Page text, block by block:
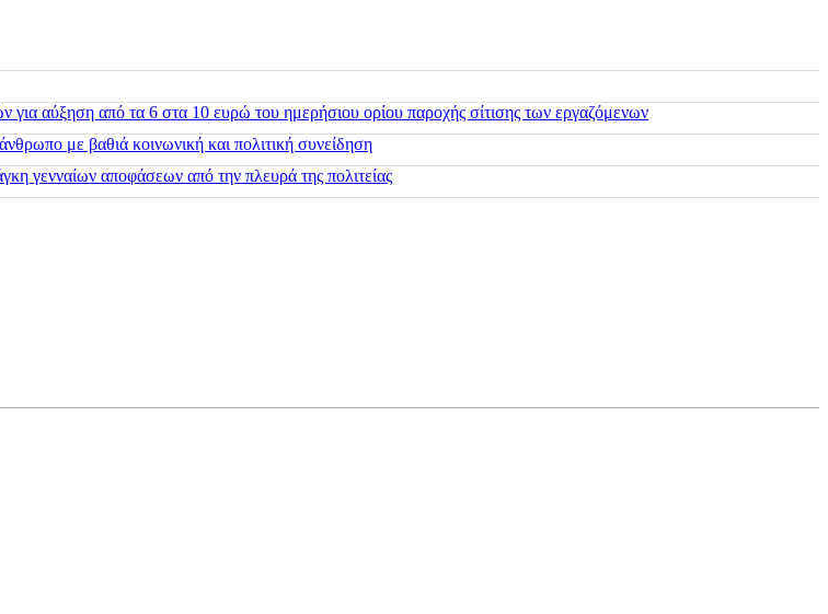
για αύξηση από τα 6 στα 10 ευρώ του ημερήσιου ορίου παροχής σίτισης των εργαζόμενων
με βαθιά κοινωνική και πολιτική συνείδηση
γενναίων αποφάσεων από την πλευρά της πολιτείας